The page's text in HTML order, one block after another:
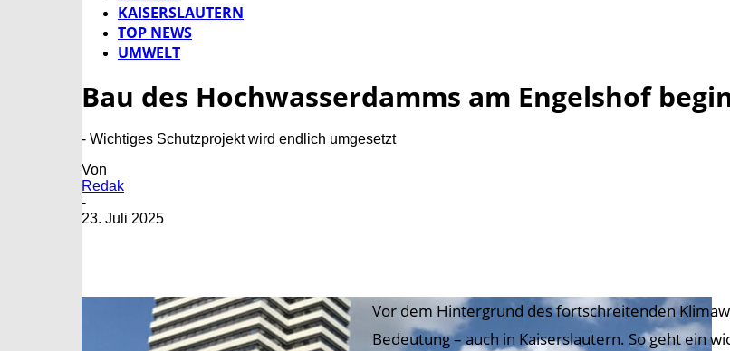
KAISERSLAUTERN
TOP NEWS
UMWELT
Bau des Hochwasserdamms am Engelshof
- Wichtiges Schutzprojekt wird endlich umgesetzt
Von
Redak
-
23. Juli 2025
Vor dem Hintergrund des fortschreitenden
Bedeutung – auch in Kaiserslautern. So geht ein